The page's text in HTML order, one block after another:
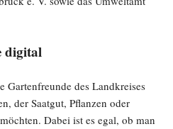
digital
Gartenfreunde des Landkreises
der Saatgut, Pflanzen oder
Dabei ist es egal, ob man